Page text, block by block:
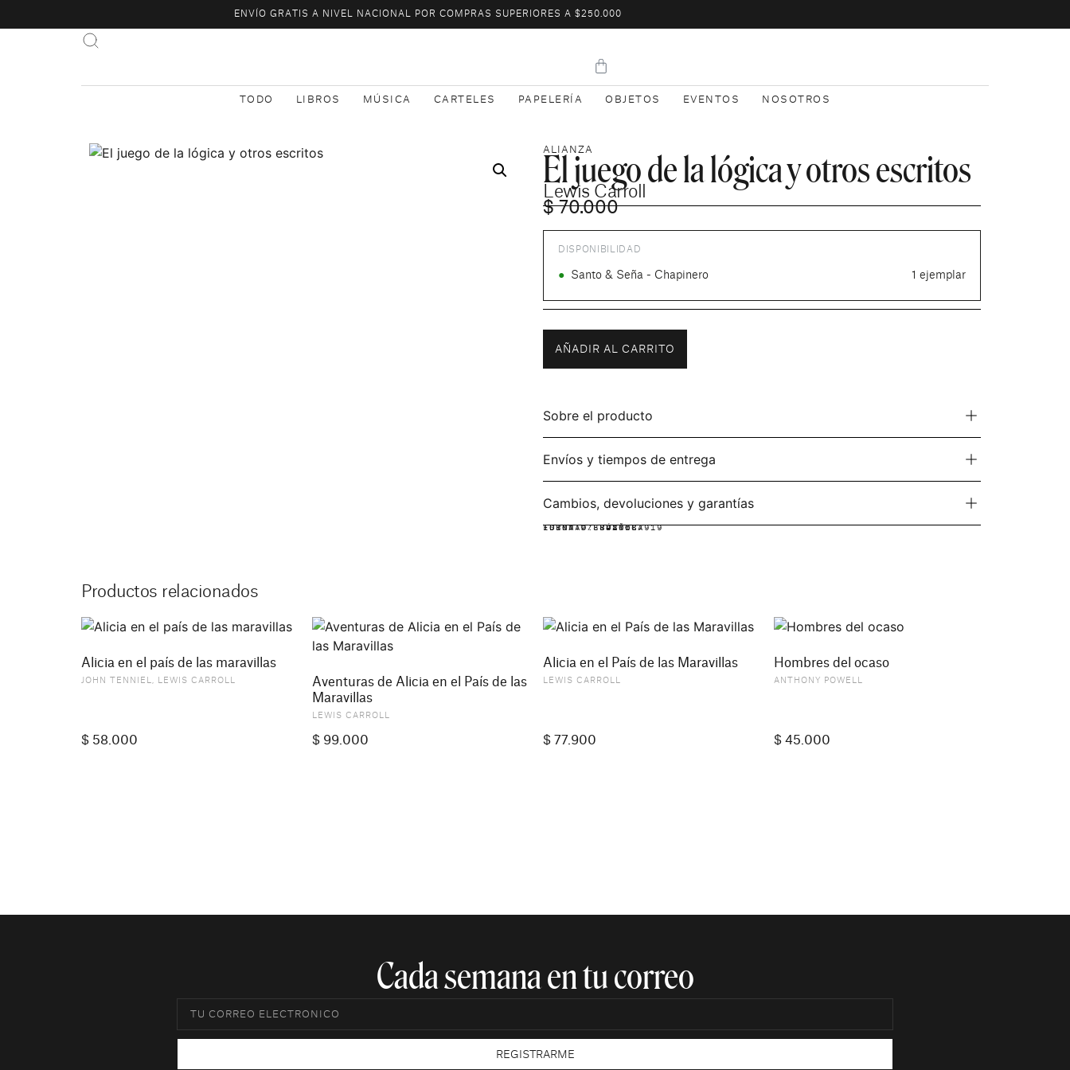
ENVÍO GRATIS A NIVEL NACIONAL POR COMPRAS SUPERIORES A $250.000
TODO LIBROS MÚSICA CARTELES PAPELERÍA OBJETOS EVENTOS NOSOTROS
ALIANZA
El juego de la lógica y otros escritos
Lewis Carroll
$70.000
DISPONIBILIDAD
● Santo & Seña - Chapinero 1 ejemplar
AÑADIR AL CARRITO
Sobre el producto
Envíos y tiempos de entrega
Cambios, devoluciones y garantías
IDIOMA:ESPAÑOL
FORMATO:RÚSTICA
ISBN: 9788420687919
Productos relacionados
Alicia en el país de las maravillas
JOHN TENNIEL, LEWIS CARROLL
$ 58.000
Aventuras de Alicia en el País de las
Maravillas
LEWIS CARROLL
$ 99.000
Alicia en el País de las Maravillas
LEWIS CARROLL
$ 77.900
Hombres del ocaso
ANTHONY POWELL
$ 45.000
Cada semana en tu correo​
REGISTRARME